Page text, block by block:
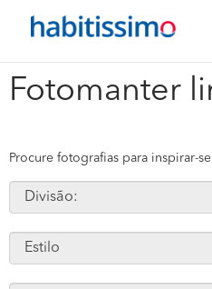
Procure fotografias para inspirar-se